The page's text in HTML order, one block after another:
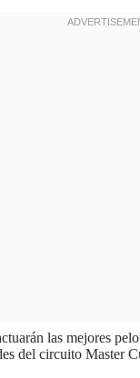
las mejores
del circuito Master